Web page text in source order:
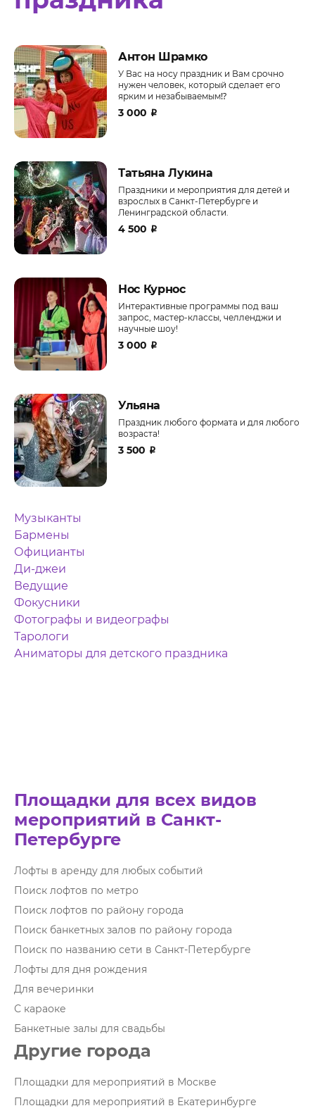
Антон Шрамко
У Вас на носу праздник и Вам срочно
нужен человек, который сделает его
ярким и незабываемым⁉️
3 000 ₽
Татьяна Лукина
Праздники и мероприятия для детей и
взрослых в Санкт-Петербурге и
Ленинградской области.
4 500 ₽
Нос Курнос
Интерактивные программы под ваш
запрос, мастер-классы, челленджи и
научные шоу!
3 000 ₽
Ульяна
Праздник любого формата и для любого
возраста!
3 500 ₽
Музыканты
Бармены
Официанты
Ди-джеи
Ведущие
Фокусники
Фотографы и видеографы
Тарологи
Аниматоры для детского праздника
Площадки для всех видов
мероприятий в Санкт-
Петербурге
Лофты в аренду для любых событий
Поиск лофтов по метро
Поиск лофтов по району города
Поиск банкетных залов по району города
Поиск по названию сети в Санкт-Петербурге
Лофты для дня рождения
Для вечеринки
С караоке
Банкетные залы для свадьбы
Другие города
Площадки для мероприятий в Москве
Площадки для мероприятий в Екатеринбурге